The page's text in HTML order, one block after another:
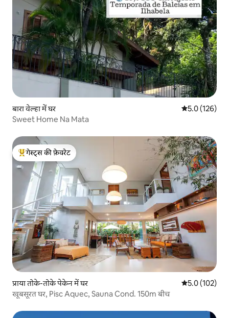
बारा वेल्हा में घर औसत रेटिंग 5 में
5.0 (126)
Sweet Home Na Mata
गेस्ट्स का टॉप फ़ेवरेट
गेस्ट्स की फ़ेवरेट
प्राया तोके-तोके पेकेन में घर औसत रेटिंग 5 में
5.0 (102)
खूबसूरत घर, Pisc Aquec, Sauna Cond. 150m बीच